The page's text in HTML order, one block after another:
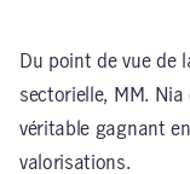
Du point de vue de
sectorielle, MM. Nia
véritable gagnant
valorisations.